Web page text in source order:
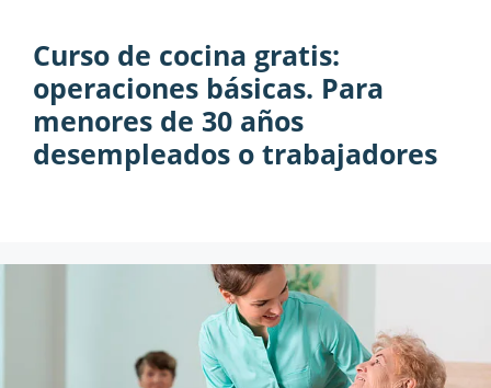
Curso de cocina gratis:
operaciones básicas. Para
menores de 30 años
desempleados o trabajadores